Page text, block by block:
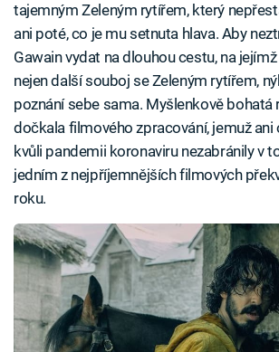
tajemným Zeleným rytířem, který
ani poté, co je mu setnuta hlava. Aby
Gawain vydat na dlouhou cestu, na
nejen další souboj se Zeleným rytířem,
poznání sebe sama. Myšlenkově bohatá
dočkala filmového zpracování, jemuž
kvůli pandemii koronaviru nezabránily v
jedním z nejpříjemnějších filmových
roku.